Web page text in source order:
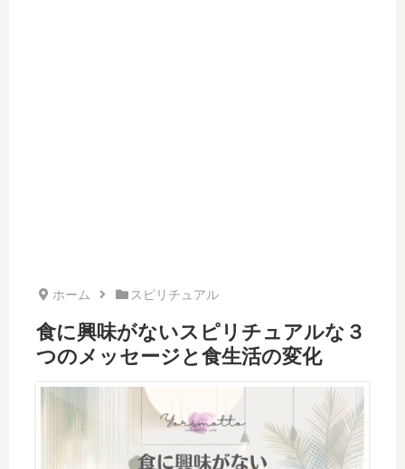
ホーム スピリチュアル
食に興味がないスピリチュアルな３
つのメッセージと食生活の変化